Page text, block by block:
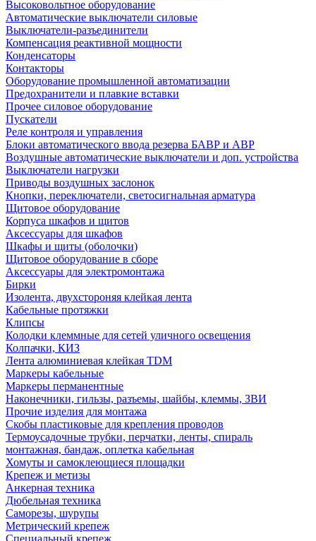
Высоковольтное оборудование
Автоматические выключатели cиловые
Выключатели-разъединители
Компенсация реактивной мощности
Конденсаторы
Контакторы
Оборудование промышленной автоматизации
Предохранители и плавкие вставки
Прочее силовое оборудование
Пускатели
Реле контроля и управления
Блоки автоматического ввода резерва БАВР и АВР
Воздушные автоматические выключатели и доп. устройства
Выключатели нагрузки
Приводы воздушных заслонок
Кнопки, переключатели, светосигнальная арматура
Щитовое оборудование
Корпуса шкафов и щитов
Аксессуары для шкафов
Шкафы и щиты (оболочки)
Щитовое оборудование в сборе
Аксессуары для электромонтажа
Бирки
Изолента, двухстороняя клейкая лента
Кабельные протяжки
Клипсы
Колодки клеммные для сетей уличного освещения
Колпачки, КИЗ
Лента алюминиевая клейкая TDM
Маркеры кабельные
Маркеры перманентные
Наконечники, гильзы, разъемы, шайбы, клеммы, ЗВИ
Прочие изделия для монтажа
Скобы пластиковые для крепления проводов
Термоусадочные трубки, перчатки, ленты, спираль
монтажная, бандаж, оплетка кабельная
Хомуты и самоклеющиеся площадки
Крепеж и метизы
Анкерная техника
Дюбельная техника
Саморезы, шурупы
Метрический крепеж
Специальный крепеж